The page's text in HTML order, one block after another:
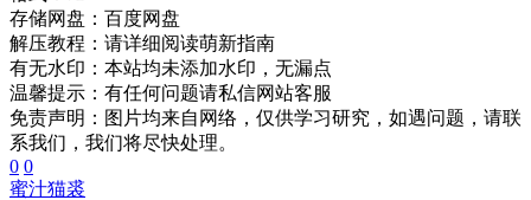
存储网盘： 百度网盘
解压教程： 请详细阅读萌新指南
有无水印： 本站均未添加水印，无漏点
温馨提示： 有任何问题请私信网站客服
免责声明：图片均来自网络，仅供学习研究，如遇问题，请联
系我们，我们将尽快处理。
0 0
蜜汁猫裘